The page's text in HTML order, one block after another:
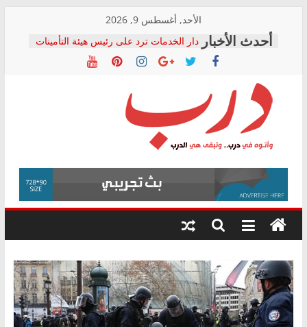
content
الأحد, أغسطس 9, 2026
دار الخدمات ترد على رئيس هيئة التأمينات
بعد مؤتمره الصحفي: إنكار الأزمة لا ينهي
معاناة أصحاب المعاشات.. ونطالب بكشف
فرحات سليمان يكتب: القطاع الصحي إلى
أين؟
حزب التحالف الشعبي يطلق لجنة “الحق
في الصحة” بالإسكندرية لرصد الانتهاكات
ودعم المرضى
الوزاري لمدينة الصحفيين.. وانتهاء أعمال
إنشاء المبنى الإداري
المجلس القومي لحقوق الإنسان يعلن
متابعة قضية الدكتور محمد زهران.. ويؤكد:
قرينة البراءة وضمانات المحاكمة العادلة
درب
وأتوه
درب..
وتبقى
هي